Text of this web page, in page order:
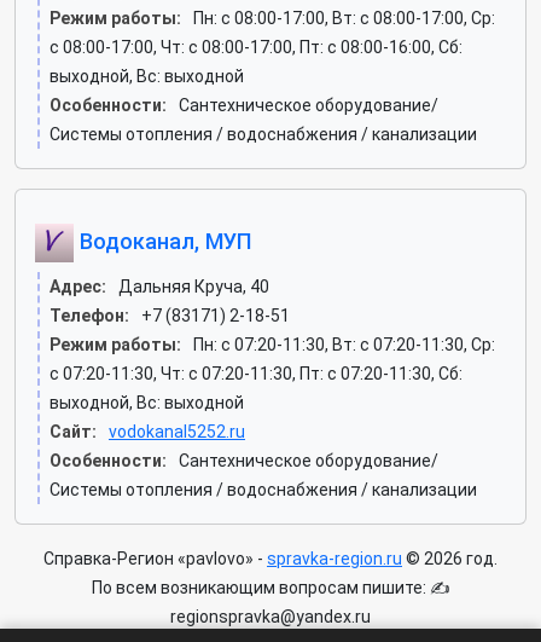
Режим работы:
Пн: c 08:00-17:00, Вт: c 08:00-17:00, Ср:
c 08:00-17:00, Чт: c 08:00-17:00, Пт: c 08:00-16:00, Сб:
выходной, Вс: выходной
Особенности:
Сантехническое оборудование/
Системы отопления / водоснабжения / канализации
Водоканал, МУП
Адрес:
Дальняя Круча, 40
Телефон:
+7 (83171) 2-18-51
Режим работы:
Пн: c 07:20-11:30, Вт: c 07:20-11:30, Ср:
c 07:20-11:30, Чт: c 07:20-11:30, Пт: c 07:20-11:30, Сб:
выходной, Вс: выходной
Сайт:
vodokanal5252.ru
Особенности:
Сантехническое оборудование/
Системы отопления / водоснабжения / канализации
Справка-Регион «pavlovo» - spravka-region.ru © 2026 год.
По всем возникающим вопросам пишите: ✍
regionspravka@yandex.ru